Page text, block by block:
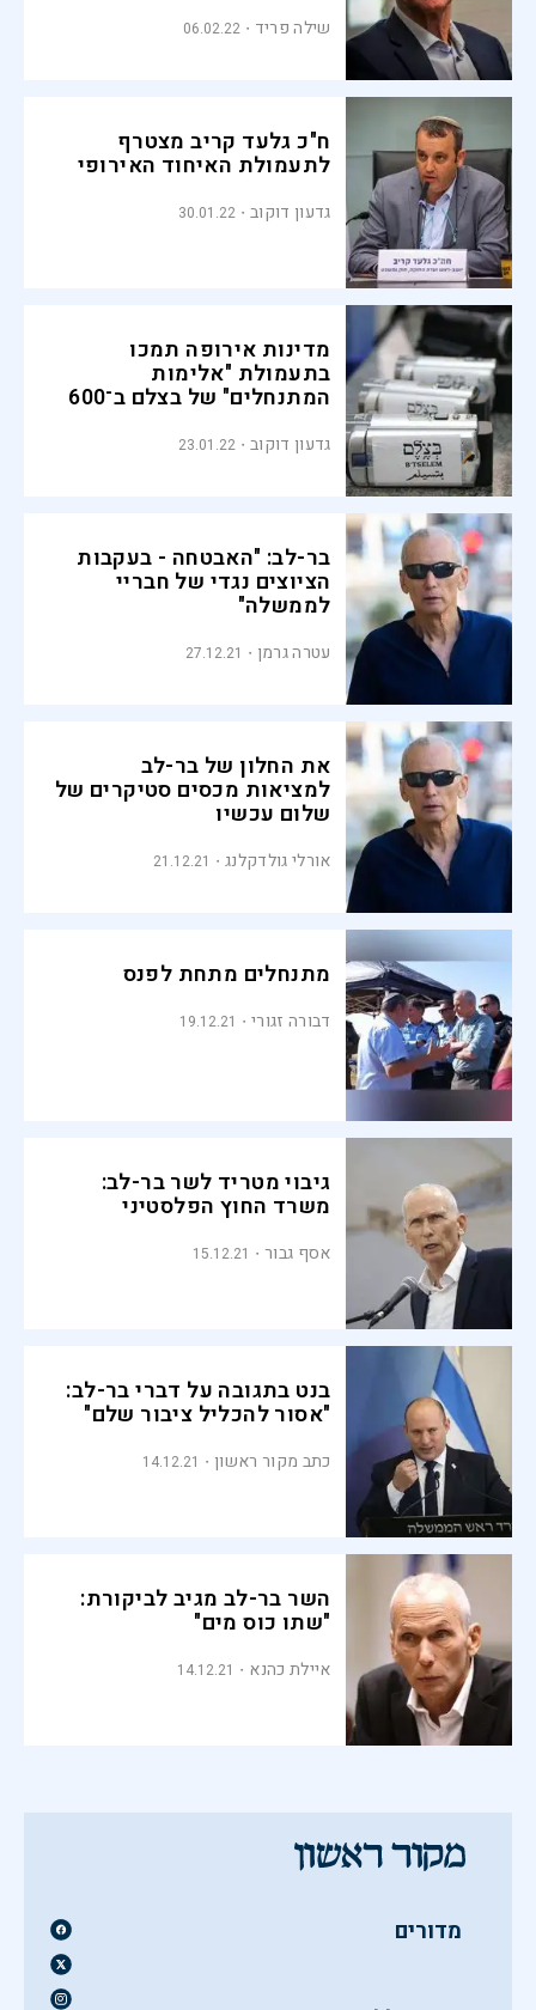
שילה פריד 06.02.22
ח"כ גלעד קריב מצטרף
לתעמולת האיחוד האירופי
גדעון דוקוב 30.01.22
מדינות אירופה תמכו
בתעמולת "אלימות
המתנחלים" של בצלם ב־600
גדעון דוקוב 23.01.22
בר-לב: "האבטחה - בעקבות
הציוצים נגדי של חבריי
לממשלה"
עטרה גרמן 27.12.21
את החלון של בר-לב
למציאות מכסים סטיקרים של
שלום עכשיו
אורלי גולדקלנג 21.12.21
מתנחלים מתחת לפנס
דבורה זגורי 19.12.21
גיבוי מטריד לשר בר-לב:
משרד החוץ הפלסטיני
אסף גבור 15.12.21
בנט בתגובה על דברי בר-לב:
"אסור להכליל ציבור שלם"
כתב מקור ראשון 14.12.21
השר בר-לב מגיב לביקורת:
"שתו כוס מים"
איילת כהנא 14.12.21
מדורים